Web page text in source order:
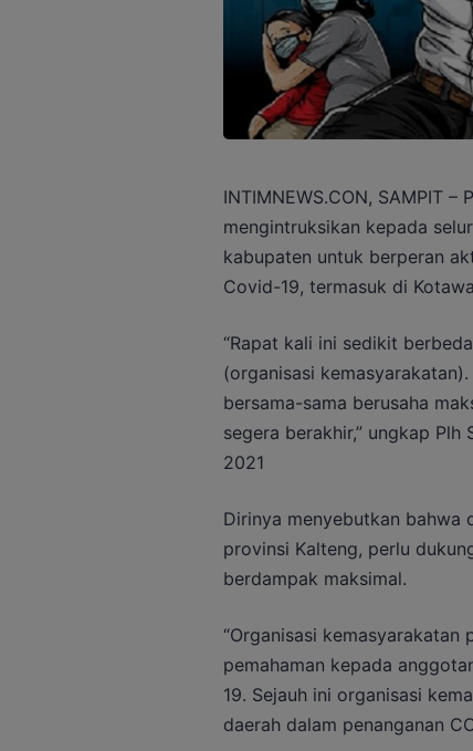
INTIMNEWS.CON, SAMPIT
mengintruksikan kepada
kabupaten untuk berperan
Covid-19, termasuk di
“Rapat kali ini sedikit
(organisasi
bersama-sama berusaha
segera berakhir,” ungkap
2021
Dirinya menyebutkan bahwa
provinsi Kalteng, perlu
berdampak maksimal.
“Organisasi
pemahaman kepada
19. Sejauh ini organisasi
daerah dalam penanganan